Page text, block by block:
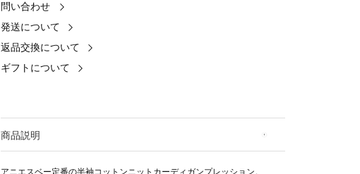
問い合わせ
発送について
返品交換について
ギフトについて
商品説明
アニエスベー定番の半袖コットンニットカーディガンプレッション。